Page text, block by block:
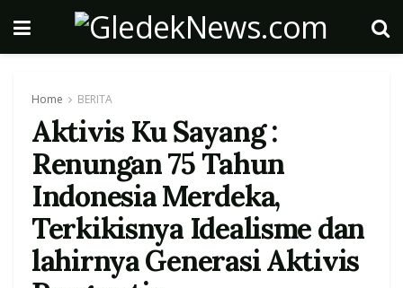
Home BERITA
Aktivis Ku Sayang :
Renungan 75 Tahun
Indonesia Merdeka,
Terkikisnya Idealisme dan
lahirnya Generasi Aktivis